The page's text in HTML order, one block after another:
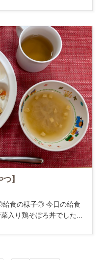
】
食の様子◎ 今日の給食
入り鶏そぼろ丼でした...